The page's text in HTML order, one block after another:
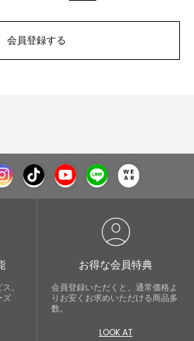
会員登録する
。
ズ
account_circle
お得な会員特典
会員登録いただくと、通常価格よ
りお安くお求めいただける商品多
数。
LOOK AT